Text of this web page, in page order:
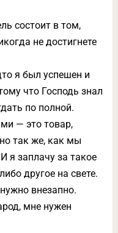
состоит в том,
не достигнете
я был успешен и
что Господь знал
по полной.
— это товар,
так же, как мы
я заплачу за такое
другое на свете.
внезапно.
мне нужен